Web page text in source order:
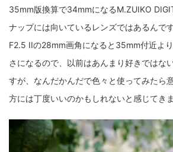
フォクトレンダー ライカIIf ライ
ローライ35
ローライコード 原神
35mm版換算で34mmになるM.ZUIKO
ナップには向いているレンズではあるんで
F2.5 IIの28mm画角になると35mm付近よ
さになるので、以前はあんまり好きではな
すが、なんだかんだで色々と使ってみたら
方には丁度いいのかもしれないと感じてきま